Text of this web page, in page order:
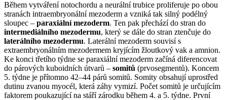
Během vytváření notochordu a neurální trubice proliferuje po obou
stranách intraembryonální mezoderm a vzniká tak silný podélný
sloupec – paraxiální mezoderm. Ten pak přechází do stran do
intermediálního mezodermu, který se dále do stran ztenčuje do
laterálního mezodermu. Laterální mezoderm souvisí s
extraembryonálním mezodermem kryjícím žloutkový vak a amnion.
Ke konci třetího týdne se paraxiální mezoderm začíná diferencovat
do párových kuboidních útvarů – somitů (prvosegmentů). Koncem
5. týdne je přítomno 42–44 párů somitů. Somity obsahují uprostřed
dutinu zvanou myocél, která záhy vymizí. Počet somitů je určujícím
faktorem poukazující na stáří zárodku během 4. a 5. týdne. První